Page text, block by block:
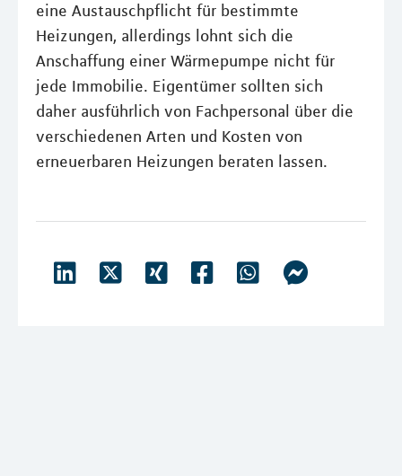
eine Austauschpflicht für bestimmte
Heizungen, allerdings lohnt sich die
Anschaffung einer Wärmepumpe nicht für
jede Immobilie. Eigentümer sollten sich
daher ausführlich von Fachpersonal über die
verschiedenen Arten und Kosten von
erneuerbaren Heizungen beraten lassen.